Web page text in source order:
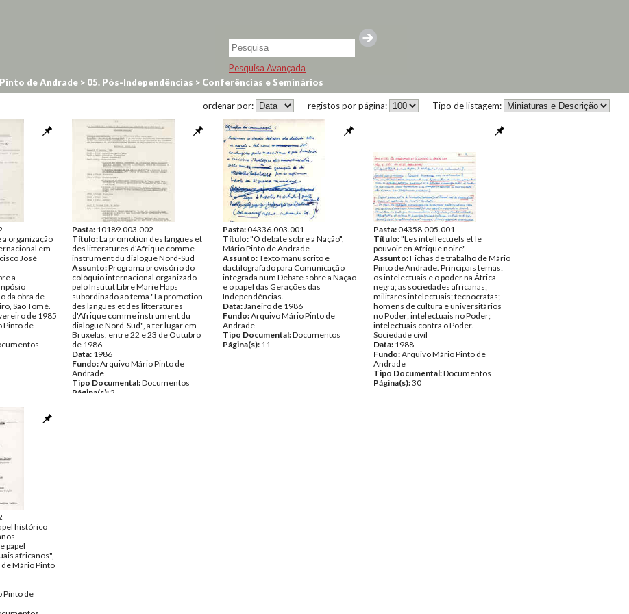
Pesquisa Avançada
de Andrade > 05. Pós-Independências > Conferências e Seminários
Tipo de listagem:
registos por página:
ordenar por:
a organização
em
José
a
da obra de
São Tomé.
de 1985
Pinto de
Pasta: 10189.003.002
Título:La promotion des langues et
des litteratures d'Afrique comme
instrument du dialogue Nord-Sud
Assunto:Programa provisório do
colóquio internacional organizado
pelo Institut Libre Marie Haps
subordinado ao tema "La promotion
des langues et des litteratures
d'Afrique comme instrument du
dialogue Nord-Sud", a ter lugar em
Bruxelas, entre 22 e 23 de Outubro
de 1986.
Data: 1986
Fundo:Arquivo Mário Pinto de
Andrade
Tipo Documental:Documentos
Página(s):2
Pasta:04336.003.001
Título:"O debate sobre a Nação",
Mário Pinto de Andrade
Assunto:Texto manuscrito e
dactilografado para Comunicação
integrada num Debate sobre a Nação
e o papel das Gerações das
Independências.
Data:Janeiro de 1986
Fundo:Arquivo Mário Pinto de
Andrade
Tipo Documental:Documentos
Página(s): 11
Pasta:04358.005.001
Título:"Les intellectuels et le
pouvoir en Afrique noire"
Assunto:Fichas de trabalho de Mário
Pinto de Andrade. Principais temas:
os intelectuais e o poder na África
negra; as sociedades africanas;
militares intelectuais; tecnocratas;
homens de cultura e universitários
no Poder; intelectuais no Poder;
intelectuais contra o Poder.
Sociedade civil
Data: 1988
Fundo:Arquivo Mário Pinto de
Andrade
Tipo Documental:Documentos
Página(s):30
histórico
papel
africanos",
Mário Pinto
Pinto de